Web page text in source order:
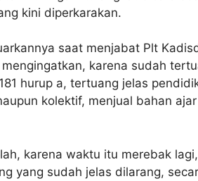
kini diperkarakan.
saat menjabat Plt
karena sudah
hurup a, tertuang jelas
kolektif, menjual bahan
karena waktu itu merebak
yang sudah jelas dilarang,